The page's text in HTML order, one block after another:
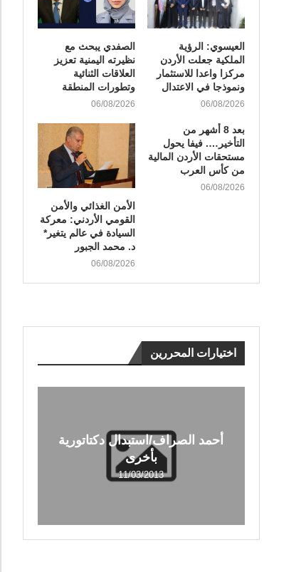
العيسوي: الرؤية
الملكية جعلت الأردن
مركزا واعدا للاستثمار
ونموذجا في الاعتدال
06/08/2026
الصفدي يبحث مع
نظيرته اليمنية تعزيز
العلاقات الثنائية
وتطورات المنطقة
06/08/2026
بعد 8 أشهر من
التأخير…. فيفا يحول
مستحقات الأردن المالية
من كأس العرب
06/08/2026
الأمن الغذائي والأمن
القومي الأردني: معركة
السيادة في عالم يتغير*
د. محمد الجبور
06/08/2026
اختيارات المحررين
أحمد الصراف/استبدال دكتاتورية
بأخرى
11/03/2013